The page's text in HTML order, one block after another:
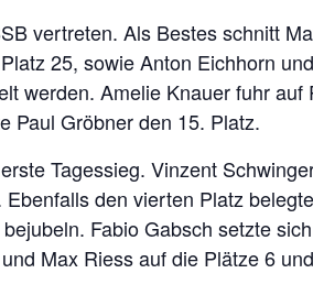
vertreten. Als Bestes schnitt
25, sowie Anton Eichhorn
werden. Amelie Knauer fuhr
Paul Gröbner den 15. Platz.
Tagessieg. Vinzent
den vierten Platz
Fabio Gabsch setzte
Max Riess auf die Plätze 6